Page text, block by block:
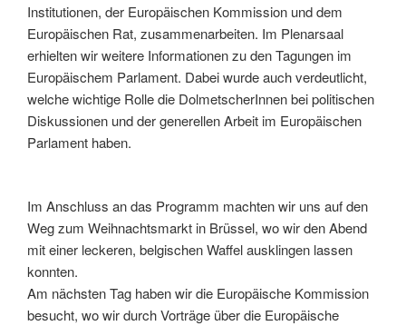
Institutionen, der Europäischen Kommission und dem
Europäischen Rat, zusammenarbeiten. Im Plenarsaal
erhielten wir weitere Informationen zu den Tagungen im
Europäischem Parlament. Dabei wurde auch verdeutlicht,
welche wichtige Rolle die DolmetscherInnen bei politischen
Diskussionen und der generellen Arbeit im Europäischen
Parlament haben.
Im Anschluss an das Programm machten wir uns auf den
Weg zum Weihnachtsmarkt in Brüssel, wo wir den Abend
mit einer leckeren, belgischen Waffel ausklingen lassen
konnten.
Am nächsten Tag haben wir die Europäische Kommission
besucht, wo wir durch Vorträge über die Europäische